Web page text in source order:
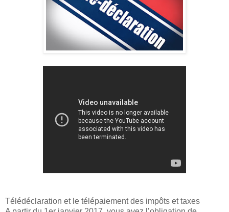
Télédéclaration et le télépaiement des impôts et taxes